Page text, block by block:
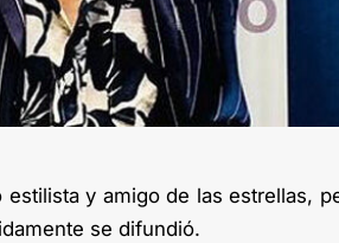
y amigo de las estrellas,
se difundió.